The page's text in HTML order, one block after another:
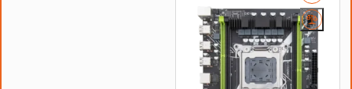
Этот процессор обладает высокой производительностью и
надежностью, что делает его отличным выбором для